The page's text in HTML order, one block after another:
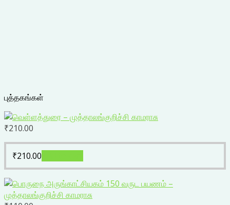
புத்தகங்கள்
₹210.00
₹210.00